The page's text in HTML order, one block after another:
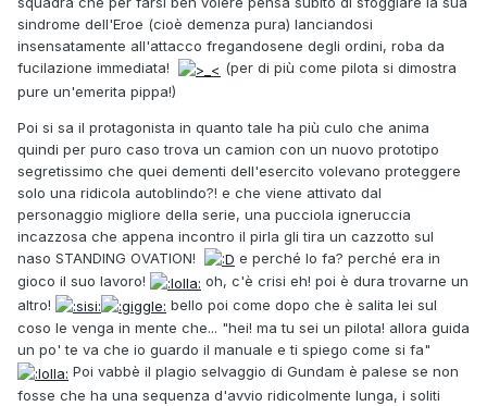
sindrome dell'Eroe (cioè demenza pura) lanciandosi
insensatamente all'attacco fregandosene degli ordini, roba da
fucilazione immediata!
(per di più come pilota si dimostra
pure un'emerita pippa!)
Poi si sa il protagonista in quanto tale ha più culo che anima
quindi per puro caso trova un camion con un nuovo prototipo
segretissimo che quei dementi dell'esercito volevano proteggere
solo una ridicola autoblindo?! e che viene attivato dal
personaggio migliore della serie, una pucciola igneruccia
incazzosa che appena incontro il pirla gli tira un cazzotto sul
naso STANDING OVATION!
e perché lo fa? perché era in
gioco il suo lavoro!
oh, c'è crisi eh! poi è dura trovarne un
altro!
bello poi come dopo che è salita lei sul
coso le venga in mente che... "hei! ma tu sei un pilota! allora guida
un po' te va che io guardo il manuale e ti spiego come si fa"
Poi vabbè il plagio selvaggio di Gundam è palese se non
fosse che ha una sequenza d'avvio ridicolmente lunga, i soliti